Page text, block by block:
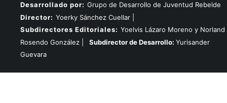
Desarrollado por: Grupo de Desarrollo de Juventud Rebelde
Director: Yoerky Sánchez Cuellar |
Subdirectores Editoriales: Yoelvis Lázaro Moreno y Norland
Rosendo González |
Subdirector de Desarrollo: Yurisander
Guevara